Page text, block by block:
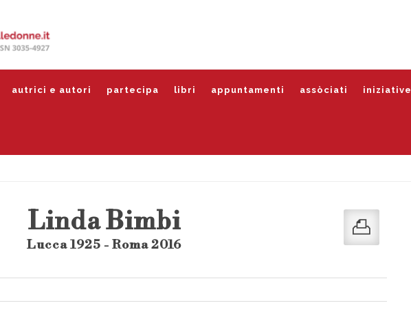
autrici e autori partecipa libri appuntamenti assòciati iniziative
Linda Bimbi
Lucca 1925 - Roma 2016